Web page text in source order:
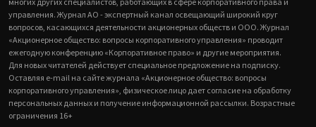
управления. Журнал АО - экспертный канал освещающий широкий круг
вопросов, касающихся деятельности акционерных обществ и ООО. Журнал
«Акционерное общество: вопросы корпоративного управления» проводит
ежегодную конференцию «Корпоративное право» и другие мероприятия.
Для новых читателей действует специальное предложение на подписку.
Оставляя e-mail на сайте журнала «Акционерное общество: вопросы
корпоративного управления», физическое лицо дает согласие на обработку
персональных данных и получение информационной рассылки. Возрастные
ограничения 16+